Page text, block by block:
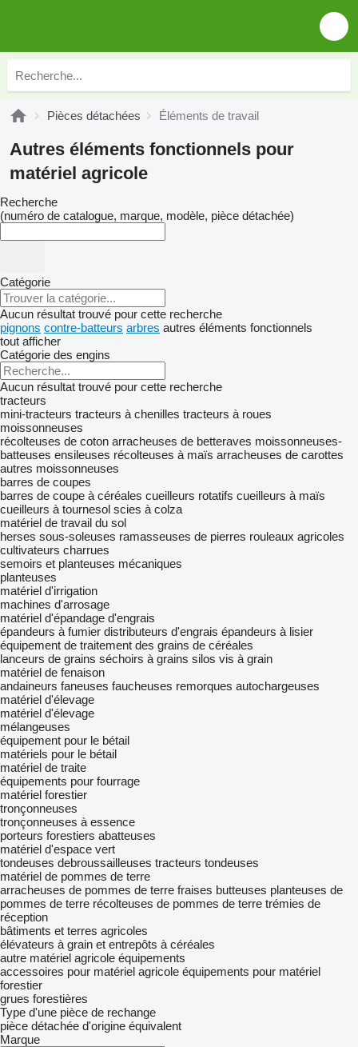
Pièces détachées Éléments de travail
Autres éléments fonctionnels pour
matériel agricole
Recherche
(numéro de catalogue, marque, modèle, pièce détachée)
Catégorie
Aucun résultat trouvé pour cette recherche
pignons contre-batteurs arbres autres éléments fonctionnels
tout afficher
Catégorie des engins
Aucun résultat trouvé pour cette recherche
tracteurs
mini-tracteurs tracteurs à chenilles tracteurs à roues
moissonneuses
récolteuses de coton arracheuses de betteraves moissonneuses-
batteuses ensileuses récolteuses à maïs arracheuses de carottes
autres moissonneuses
barres de coupes
barres de coupe à céréales cueilleurs rotatifs cueilleurs à maïs
cueilleurs à tournesol scies à colza
matériel de travail du sol
herses sous-soleuses ramasseuses de pierres rouleaux agricoles
cultivateurs charrues
semoirs et planteuses mécaniques
planteuses
matériel d'irrigation
machines d'arrosage
matériel d'épandage d'engrais
épandeurs à fumier distributeurs d'engrais épandeurs à lisier
équipement de traitement des grains de céréales
lanceurs de grains séchoirs à grains silos vis à grain
matériel de fenaison
andaineurs faneuses faucheuses remorques autochargeuses
matériel d'élevage
matériel d'élevage
mélangeuses
équipement pour le bétail
matériels pour le bétail
matériel de traite
équipements pour fourrage
matériel forestier
tronçonneuses
tronçonneuses à essence
porteurs forestiers abatteuses
matériel d'espace vert
tondeuses debroussailleuses tracteurs tondeuses
matériel de pommes de terre
arracheuses de pommes de terre fraises butteuses planteuses de
pommes de terre récolteuses de pommes de terre trémies de
réception
bâtiments et terres agricoles
élévateurs à grain et entrepôts à céréales
autre matériel agricole équipements
accessoires pour matériel agricole équipements pour matériel
forestier
grues forestières
Type d'une pièce de rechange
pièce détachée d'origine équivalent
Marque